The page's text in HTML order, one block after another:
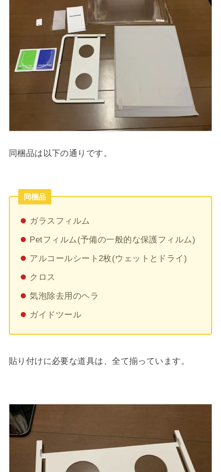
同梱品は以下の通りです。
同梱品
ガラスフィルム
Petフィルム(予備の一般的な保護フィルム)
アルコールシート2枚(ウェットとドライ)
クロス
気泡除去用のヘラ
ガイドツール
貼り付けに必要な道具は、全て揃っています。